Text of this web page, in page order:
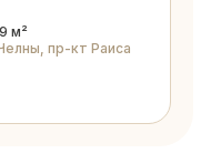
м²
пр-кт Раиса